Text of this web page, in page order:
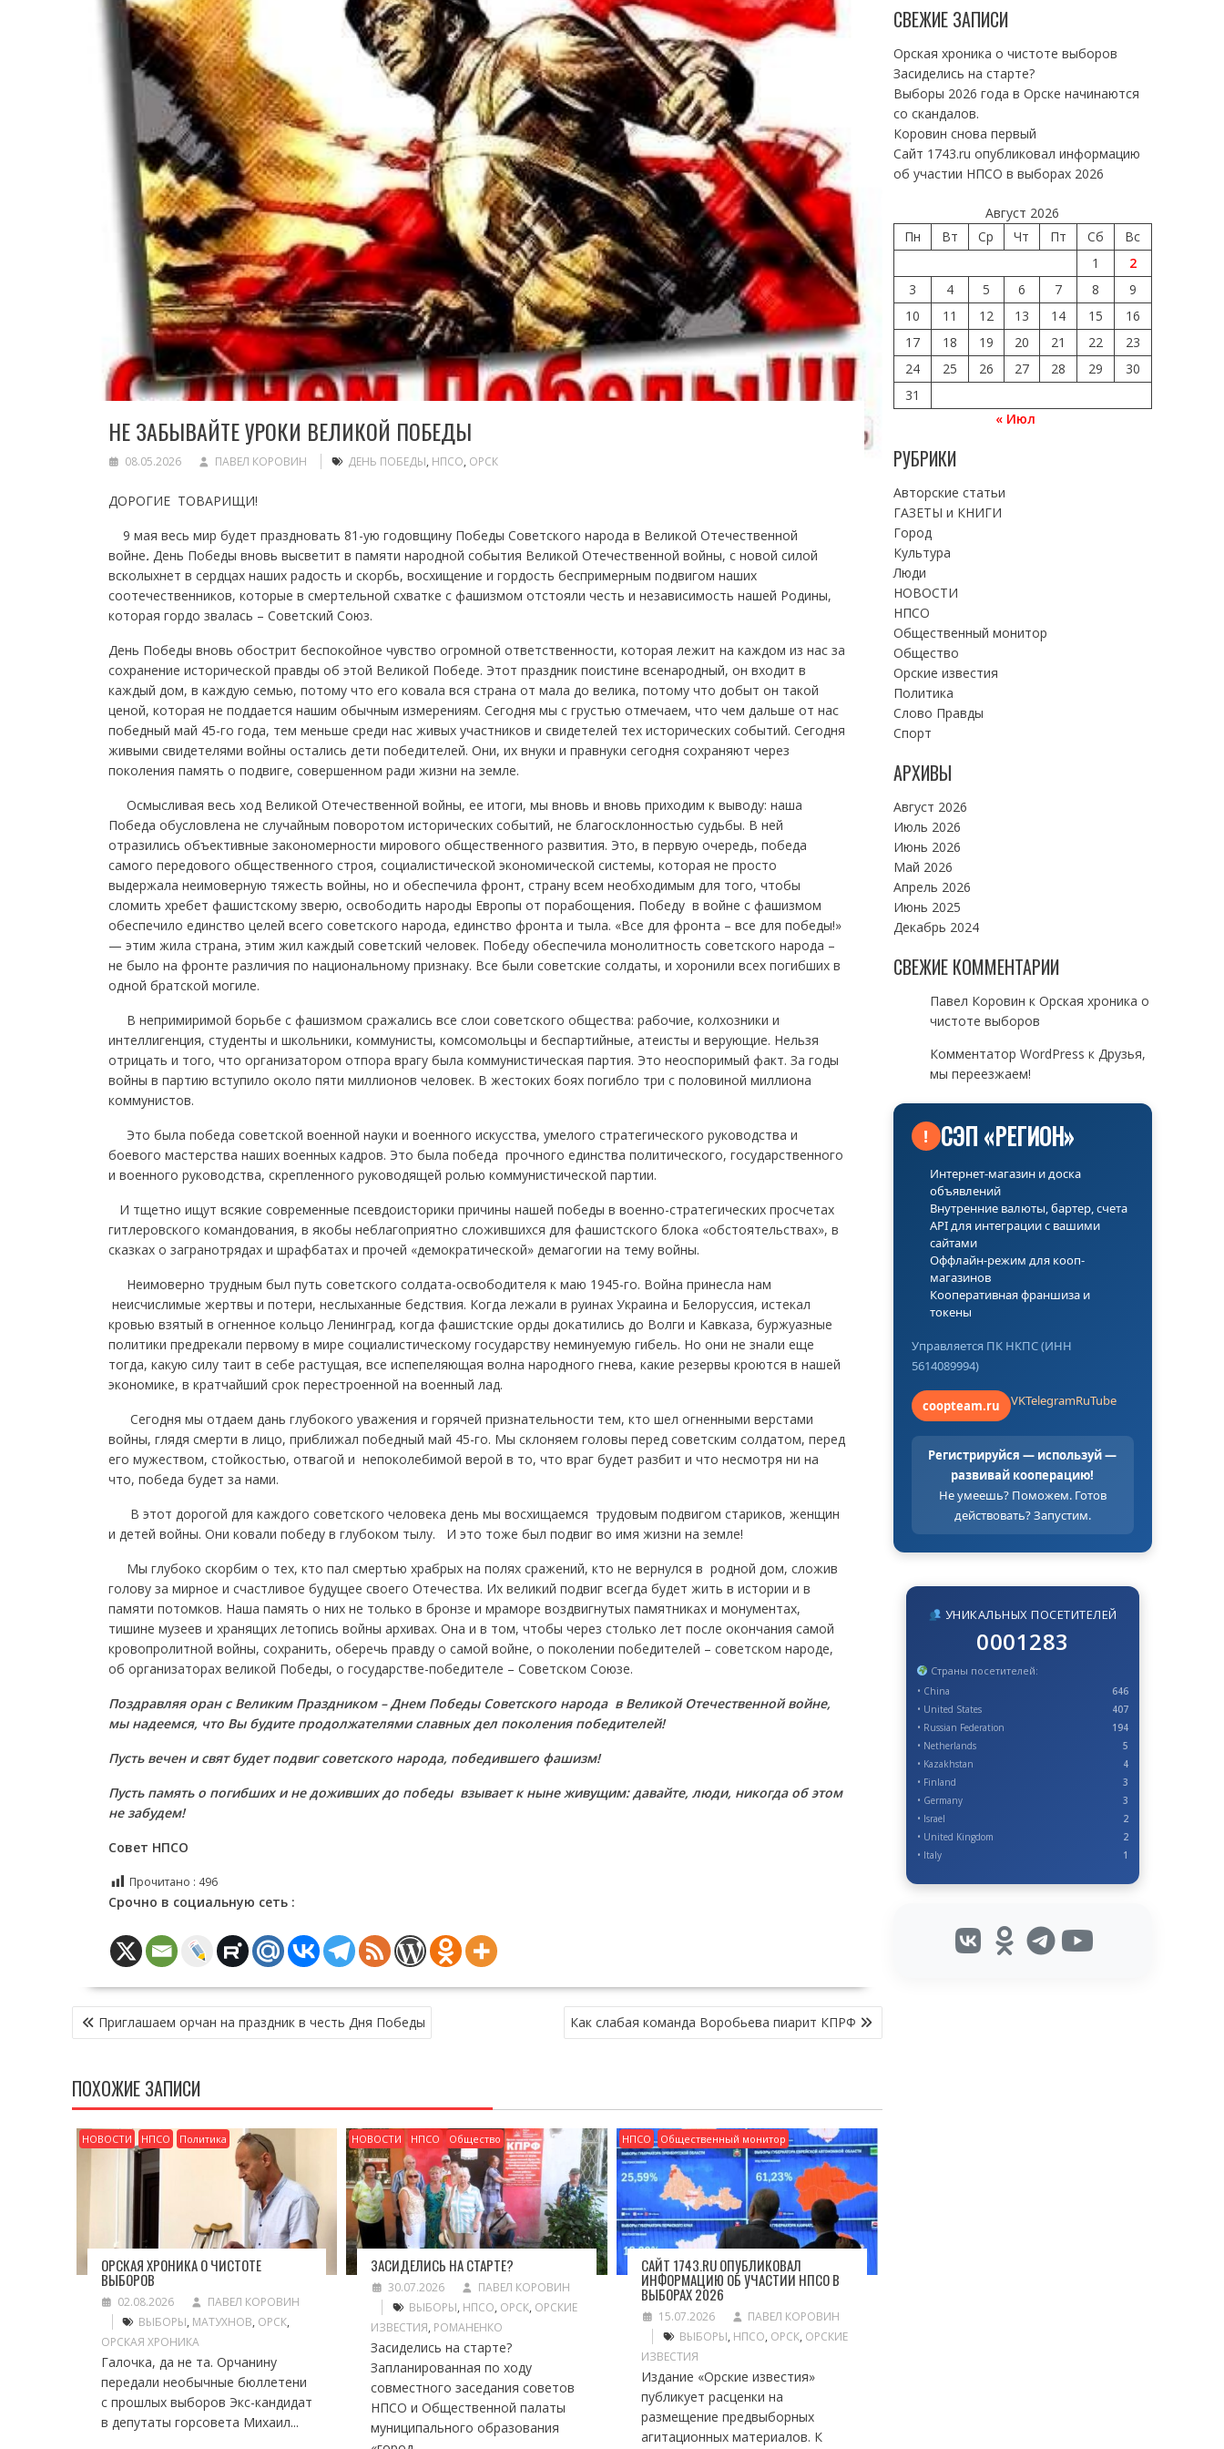
НЕ ЗАБЫВАЙТЕ УРОКИ ВЕЛИКОЙ ПОБЕДЫ
08.05.2026 ПАВЕЛ КОРОВИН ДЕНЬ ПОБЕДЫ, НПСО, ОРСК
ДОРОГИЕ ТОВАРИЩИ!
9 мая весь мир будет праздновать 81-ую годовщину Победы Советского народа в Великой Отечественной
войне. День Победы вновь высветит в памяти народной события Великой Отечественной войны, с новой силой
всколыхнет в сердцах наших радость и скорбь, восхищение и гордость беспримерным подвигом наших
соотечественников, которые в смертельной схватке с фашизмом отстояли честь и независимость нашей Родины,
которая гордо звалась – Советский Союз.
День Победы вновь обострит беспокойное чувство огромной ответственности, которая лежит на каждом из нас за
сохранение исторической правды об этой Великой Победе. Этот праздник поистине всенародный, он входит в
каждый дом, в каждую семью, потому что его ковала вся страна от мала до велика, потому что добыт он такой
ценой, которая не поддается нашим обычным измерениям. Сегодня мы с грустью отмечаем, что чем дальше от нас
победный май 45-го года, тем меньше среди нас живых участников и свидетелей тех исторических событий. Сегодня
живыми свидетелями войны остались дети победителей. Они, их внуки и правнуки сегодня сохраняют через
поколения память о подвиге, совершенном ради жизни на земле.
Осмысливая весь ход Великой Отечественной войны, ее итоги, мы вновь и вновь приходим к выводу: наша
Победа обусловлена не случайным поворотом исторических событий, не благосклонностью судьбы. В ней
отразились объективные закономерности мирового общественного развития. Это, в первую очередь, победа
самого передового общественного строя, социалистической экономической системы, которая не просто
выдержала неимоверную тяжесть войны, но и обеспечила фронт, страну всем необходимым для того, чтобы
сломить хребет фашистскому зверю, освободить народы Европы от порабощения. Победу в войне с фашизмом
обеспечило единство целей всего советского народа, единство фронта и тыла. «Все для фронта – все для победы!»
— этим жила страна, этим жил каждый советский человек. Победу обеспечила монолитность советского народа –
не было на фронте различия по национальному признаку. Все были советские солдаты, и хоронили всех погибших в
одной братской могиле.
В непримиримой борьбе с фашизмом сражались все слои советского общества: рабочие, колхозники и
интеллигенция, студенты и школьники, коммунисты, комсомольцы и беспартийные, атеисты и верующие. Нельзя
отрицать и того, что организатором отпора врагу была коммунистическая партия. Это неоспоримый факт. За годы
войны в партию вступило около пяти миллионов человек. В жестоких боях погибло три с половиной миллиона
коммунистов.
Это была победа советской военной науки и военного искусства, умелого стратегического руководства и
боевого мастерства наших военных кадров. Это была победа прочного единства политического, государственного
и военного руководства, скрепленного руководящей ролью коммунистической партии.
И тщетно ищут всякие современные псевдоисторики причины нашей победы в военно-стратегических просчетах
гитлеровского командования, в якобы неблагоприятно сложившихся для фашистского блока «обстоятельствах», в
сказках о загранотрядах и шрафбатах и прочей «демократической» демагогии на тему войны.
Неимоверно трудным был путь советского солдата-освободителя к маю 1945-го. Война принесла нам
неисчислимые жертвы и потери, неслыханные бедствия. Когда лежали в руинах Украина и Белоруссия, истекал
кровью взятый в огненное кольцо Ленинград, когда фашистские орды докатились до Волги и Кавказа, буржуазные
политики предрекали первому в мире социалистическому государству неминуемую гибель. Но они не знали еще
тогда, какую силу таит в себе растущая, все испепеляющая волна народного гнева, какие резервы кроются в нашей
экономике, в кратчайший срок перестроенной на военный лад.
Сегодня мы отдаем дань глубокого уважения и горячей признательности тем, кто шел огненными верстами
войны, глядя смерти в лицо, приближал победный май 45-го. Мы склоняем головы перед советским солдатом, перед
его мужеством, стойкостью, отвагой и непоколебимой верой в то, что враг будет разбит и что несмотря ни на
что, победа будет за нами.
В этот дорогой для каждого советского человека день мы восхищаемся трудовым подвигом стариков, женщин
и детей войны. Они ковали победу в глубоком тылу. И это тоже был подвиг во имя жизни на земле!
Мы глубоко скорбим о тех, кто пал смертью храбрых на полях сражений, кто не вернулся в родной дом, сложив
голову за мирное и счастливое будущее своего Отечества. Их великий подвиг всегда будет жить в истории и в
памяти потомков. Наша память о них не только в бронзе и мраморе воздвигнутых памятниках и монументах,
тишине музеев и хранящих летопись войны архивах. Она и в том, чтобы через столько лет после окончания самой
кровопролитной войны, сохранить, оберечь правду о самой войне, о поколении победителей – советском народе,
об организаторах великой Победы, о государстве-победителе – Советском Союзе.
Поздравляя оран с Великим Праздником – Днем Победы Советского народа в Великой Отечественной войне,
мы надеемся, что Вы будите продолжателями славных дел поколения победителей!
Пусть вечен и свят будет подвиг советского народа, победившего фашизм!
Пусть память о погибших и не доживших до победы взывает к ныне живущим: давайте, люди, никогда об этом
не забудем!
Совет НПСО
Прочитано : 496
Срочно в социальную сеть :
НАВИГАЦИЯ
ПО Приглашаем орчан на праздник в честь Дня Победы Как слабая команда Воробьева пиарит КПРФ
ПОХОЖИЕ ЗАПИСИ
НОВОСТИ НПСО Политика
ОРСКАЯ ХРОНИКА О ЧИСТОТЕ
ВЫБОРОВ
02.08.2026
ПАВЕЛ КОРОВИН
ВЫБОРЫ, МАТУХНОВ, ОРСК,
ОРСКАЯ ХРОНИКА
Галочка, да не та. Орчанину
передали необычные бюллетени
с прошлых выборов Экс-кандидат
в депутаты горсовета Михаил...
НОВОСТИ НПСО Общество
ЗАСИДЕЛИСЬ НА СТАРТЕ?
30.07.2026
ПАВЕЛ КОРОВИН
ВЫБОРЫ, НПСО, ОРСК, ОРСКИЕ
ИЗВЕСТИЯ, РОМАНЕНКО
Засиделись на старте?
Запланированная по ходу
совместного заседания советов
НПСО и Общественной палаты
муниципального образования
НПСО Общественный монитор
САЙТ 1743.RU ОПУБЛИКОВАЛ
ИНФОРМАЦИЮ ОБ УЧАСТИИ НПСО В
ВЫБОРАХ 2026
15.07.2026
ПАВЕЛ КОРОВИН
ВЫБОРЫ, НПСО, ОРСК, ОРСКИЕ
ИЗВЕСТИЯ
Издание «Орские известия»
публикует расценки на
размещение предвыборных
агитационных материалов. К
СВЕЖИЕ ЗАПИСИ
Орская хроника о чистоте выборов
Засиделись на старте?
Выборы 2026 года в Орске начинаются
со скандалов.
Коровин снова первый
Сайт 1743.ru опубликовал информацию
об участии НПСО в выборах 2026
Август 2026
Пн
Вт Ср Чт Пт Сб
Вс
1
2
3
4 5 6 7 8
9
10
11 12 13 14 15
16
17
18 19 20 21 22
23
24
25 26 27 28 29
30
31
« Июл
РУБРИКИ
Авторские статьи
ГАЗЕТЫ и КНИГИ
Город
Культура
Люди
НОВОСТИ
НПСО
Общественный монитор
Общество
Орские известия
Политика
Слово Правды
Спорт
АРХИВЫ
Август 2026
Июль 2026
Июнь 2026
Май 2026
Апрель 2026
Июнь 2025
Декабрь 2024
СВЕЖИЕ КОММЕНТАРИИ
Павел Коровин к Орская хроника о
чистоте выборов
Комментатор WordPress к Друзья,
мы переезжаем!
! СЭП «РЕГИОН»
Интернет-магазин и доска
объявлений
Внутренние валюты, бартер, счета
API для интеграции с вашими
сайтами
Оффлайн-режим для кооп-
магазинов
Кооперативная франшиза и
токены
Управляется ПК НКПС (ИНН
5614089994)
coopteam.ru VKTelegramRuTube
Регистрируйся — используй —
развивай кооперацию!
Не умеешь? Поможем. Готов
действовать? Запустим.
УНИКАЛЬНЫХ ПОСЕТИТЕЛЕЙ
0001283
Страны посетителей:
• China
646
• United States
407
• Russian Federation
194
• Netherlands
5
• Kazakhstan
4
• Finland
3
• Germany
3
• Israel
2
• United Kingdom
2
• Italy
1